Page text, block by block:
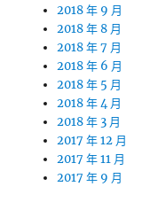
2018 年 9 月
2018 年 8 月
2018 年 7 月
2018 年 6 月
2018 年 5 月
2018 年 4 月
2018 年 3 月
2017 年 12 月
2017 年 11 月
2017 年 9 月